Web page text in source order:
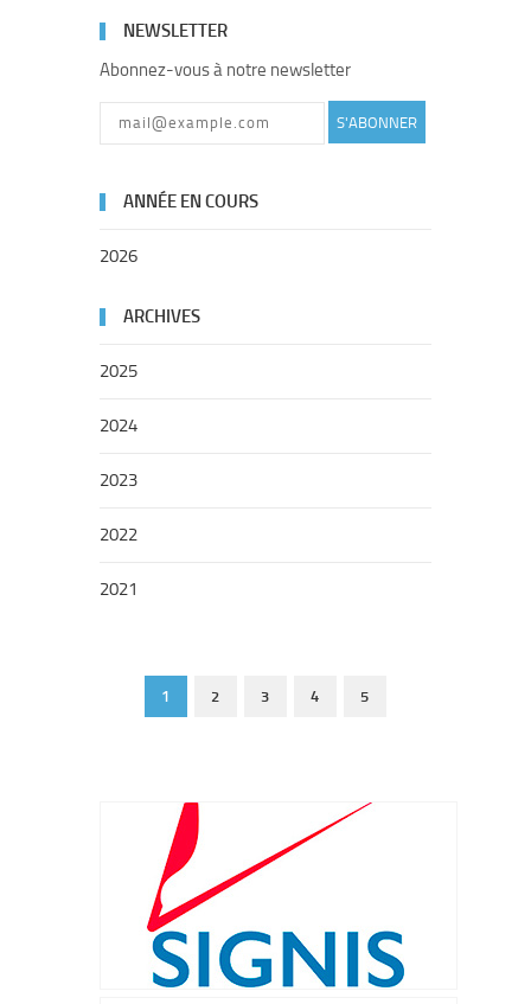
NEWSLETTER
Abonnez-vous à notre newsletter
S'ABONNER
ANNÉE EN COURS
2026
ARCHIVES
2025
2024
2023
2022
2021
1 2 3 4 5